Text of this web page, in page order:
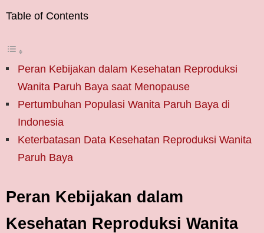
Table of Contents
Peran Kebijakan dalam Kesehatan Reproduksi
Wanita Paruh Baya saat Menopause
Pertumbuhan Populasi Wanita Paruh Baya di
Indonesia
Keterbatasan Data Kesehatan Reproduksi Wanita
Paruh Baya
Peran Kebijakan dalam
Kesehatan Reproduksi Wanita